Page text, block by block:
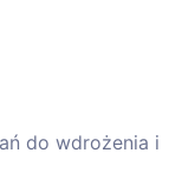
do wdrożenia i